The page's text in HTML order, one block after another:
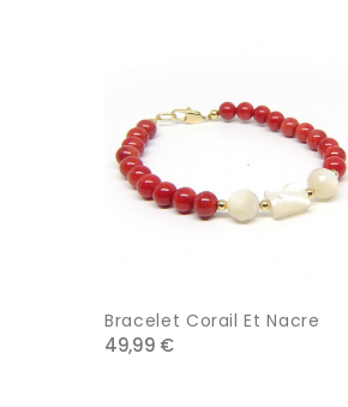
Bracelet Corail Et Nacre
49,99 €